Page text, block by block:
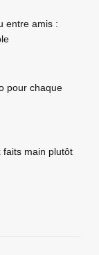
entre amis :
pour chaque
faits main plutôt